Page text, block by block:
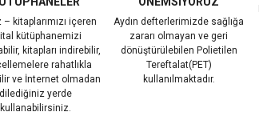
– kitaplarımızı içeren
kütüphanemizi
kitapları indirebilir,
rahatlıkla
ve İnternet olmadan
dilediğiniz yerde
kullanabilirsiniz.
Aydın defterlerimizde sağlığa
zararı olmayan ve geri
dönüştürülebilen Polietilen
Tereftalat(PET)
kullanılmaktadır.